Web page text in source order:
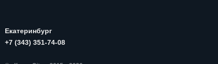
Екатеринбург
+7 (343) 351-74-08